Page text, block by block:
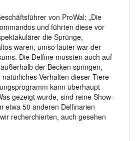
von ProWal: „Die
und führten diese vor
die Sprünge,
waren, umso lauter war der
Die Delfine mussten auch auf
der Becken springen,
Verhalten dieser Tiere
kann überhaupt
gezeigt wurde, sind reine Show-
etwa 50 anderen Delfinarien
recherchierten, auch gesehen